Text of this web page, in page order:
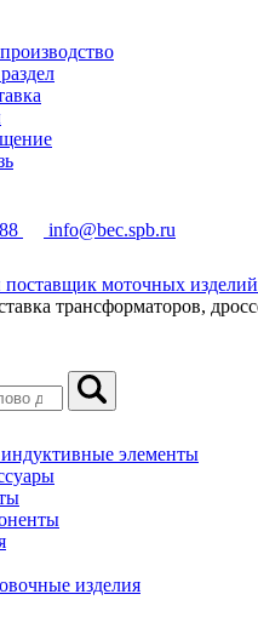
info@bec.spb.ru
трансформаторов,
элементы
изделия